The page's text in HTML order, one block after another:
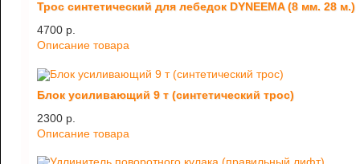
Трос синтетический для лебедок DYNEEMA (8 мм. 28 м.)
4700 p.
Описание товара
Блок усиливающий 9 т (синтетический трос)
2300 p.
Описание товара